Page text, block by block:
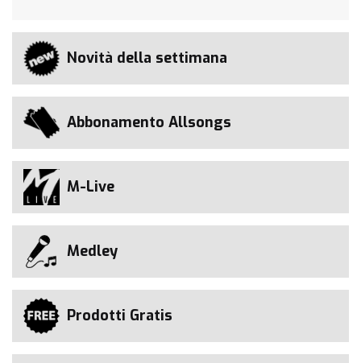
Novità della settimana
Abbonamento Allsongs
M-Live
Medley
Prodotti Gratis